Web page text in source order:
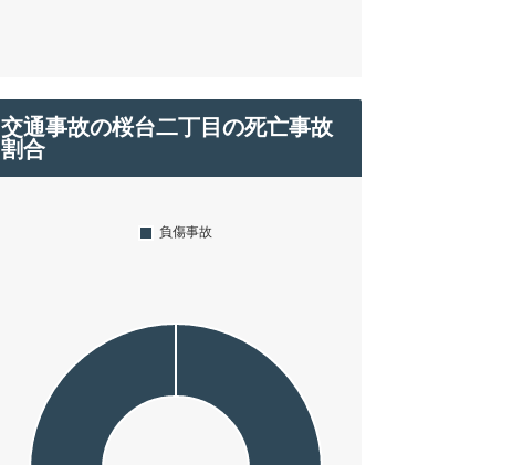
交通事故の桜台二丁目の死亡事故
割合